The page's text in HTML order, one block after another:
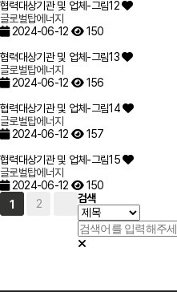
협력대상기관 및 업체-그림12
글로벌탑에너지
2024-06-12
150
협력대상기관 및 업체-그림13
글로벌탑에너지
2024-06-12
156
협력대상기관 및 업체-그림14
글로벌탑에너지
2024-06-12
157
협력대상기관 및 업체-그림15
글로벌탑에너지
2024-06-12
150
1
2 검색